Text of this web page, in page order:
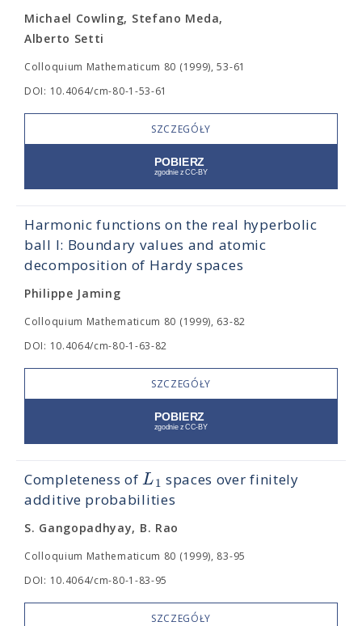
Michael Cowling, Stefano Meda,
Alberto Setti
Colloquium Mathematicum 80 (1999), 53-61
DOI: 10.4064/cm-80-1-53-61
SZCZEGÓŁY
Harmonic functions on the real hyperbolic
ball I: Boundary values and atomic
decomposition of Hardy spaces
Philippe Jaming
Colloquium Mathematicum 80 (1999), 63-82
DOI: 10.4064/cm-80-1-63-82
SZCZEGÓŁY
Completeness ofL1 spaces over finitely
additive probabilities
S. Gangopadhyay, B. Rao
Colloquium Mathematicum 80 (1999), 83-95
DOI: 10.4064/cm-80-1-83-95
SZCZEGÓŁY